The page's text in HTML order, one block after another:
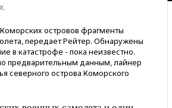
островов фрагменты
передает Рейтер. Обнаружены
в катастрофе - пока неизвестно.
предварительным данным, лайнер
северного острова Коморского